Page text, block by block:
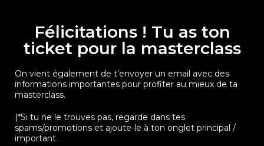
Félicitations ! Tu as ton
ticket pour la masterclass
On vient également de t’envoyer un email avec des
informations importantes pour profiter au mieux de ta
masterclass.
(*Si tu ne le trouves pas, regarde dans tes
spams/promotions et ajoute-le à ton onglet principal /
important.